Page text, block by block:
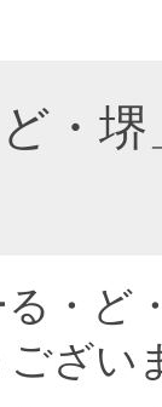
ど・
・ど
ざい